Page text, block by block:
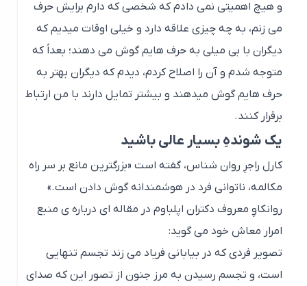
کارل راجرِ روان شناس، گفته است «بزرگترین مانع بر سر راه
مکالمه، ناتوانی فرد در هوشمندانه گوش دادن است.»
روانکاوِ معروف دکتران اپلباوم در مقاله ای درباره ی منبع
امرار معاش خود می گوید:
تصویر فردی که در بیابانی فریاد می زند تجسم تنهایی
است، و تجسم رسیدن به مرز جنون از تصور این که صدای
چنان اهمیتی دارد که کسی که خوب گوش فرادادن را بلد
باشد در مقابلش، پاداش می گیرد. به طور مثال، یک
روانکاو با گوش دادن و واکنش نشان دادن مراجع خود را
تصدیق می کند و از این راه پول در می آورد.
آیا تا به حال شده که کسی شما را به نهاردعوت کرده باشد